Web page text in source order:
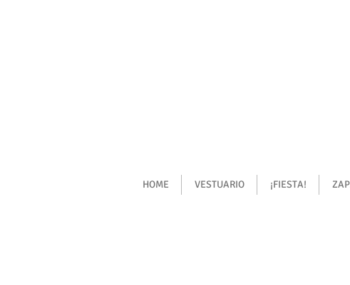
HOME VESTUARIO ¡FIESTA!